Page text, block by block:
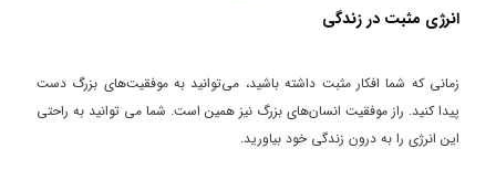
انرژی مثبت در زندگی
زمانی که شما افکار مثبت داشته باشید، می‌توانید به موفقیت‌های بزرگ دست
پیدا کنید. راز موفقیت انسان‌های بزرگ نیز همین است. شما می توانید به راحتی
این انرژی را به درون زندگی خود بیاورید.